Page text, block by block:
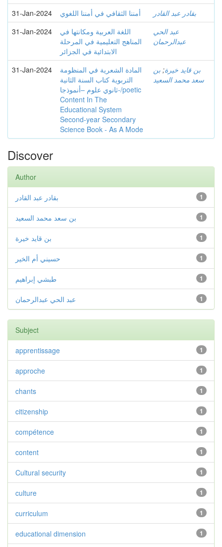
31-Jan-2024 أمننا الثقافي في أمننا اللغوي
بقادر عبد القادر
31-Jan-2024
اللغة العربية ومكانتها في
المناهج التعليمية في المرحلة
الابتدائية في الجزائر
عبد الحي
عبدالرحمان
31-Jan-2024
المادة الشعرية في المنظومة
التربوية كتاب السنة الثانية
ثانوي علوم –أنموذجا-/poetic
Content In The
Educational System
Second-year Secondary
Science Book - As A Mode
بن قايد خيرة; بن
سعد محمد السعيد
Discover
Author
1 بقادر عبد القادر
1 بن سعد محمد السعيد
1 بن قايد خيرة
1 حسيني أم الخير
1 طبشي إبراهيم
1 عبد الحي عبدالرحمان
Subject
1
apprentissage
1
approche
1
chants
1
citizenship
1
compétence
1
content
1
Cultural security
1
culture
1
curriculum
1
educational dimension